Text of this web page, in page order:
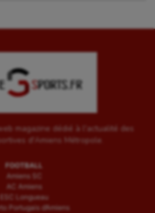
magazine dédié à l'actualité des
d'Amiens Métropole.
FOOTBALL
Amiens SC
AC Amiens
ESC Longueau
Portugais d’Amiens